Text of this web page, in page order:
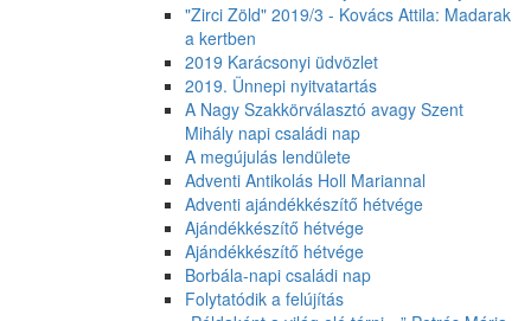
"Zirci Zöld" 2019/3 - Kovács Attila: Madarak
a kertben
2019 Karácsonyi üdvözlet
2019. Ünnepi nyitvatartás
A Nagy Szakkörválasztó avagy Szent
Mihály napi családi nap
A megújulás lendülete
Adventi Antikolás Holl Mariannal
Adventi ajándékkészítő hétvége
Ajándékkészítő hétvége
Ajándékkészítő hétvége
Borbála-napi családi nap
Folytatódik a felújítás